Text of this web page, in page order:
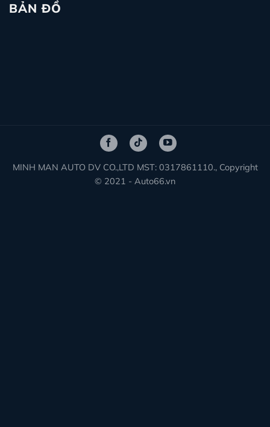
BẢN ĐỒ
MINH MAN AUTO DV CO.,LTD MST: 0317861110., Copyright
© 2021 - Auto66.vn